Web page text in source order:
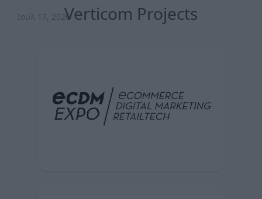
Ιουλ 17, 2026Verticom Projects